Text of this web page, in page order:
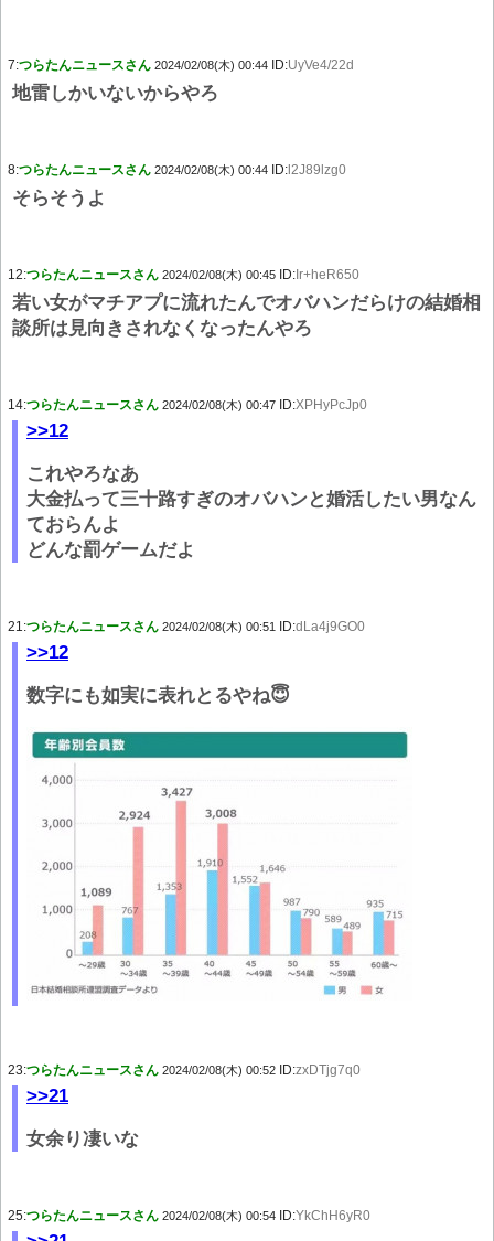
7:つらたんニュースさん 2024/02/08(木) 00:44 ID:UyVe4/22d
地雷しかいないからやろ
8:つらたんニュースさん 2024/02/08(木) 00:44 ID: l2J89lzg0
そらそうよ
12:つらたんニュースさん 2024/02/08(木) 00:45 ID: Ir+heR650
若い女がマチアプに流れたんでオバハンだらけの結婚相
談所は見向きされなくなったんやろ
14:つらたんニュースさん 2024/02/08(木) 00:47 ID:XPHyPcJp0
>>12
これやろなあ
大金払って三十路すぎのオバハンと婚活したい男なん
ておらんよ
どんな罰ゲームだよ
21:つらたんニュースさん 2024/02/08(木) 00:51 ID:dLa4j9GO0
>>12
数字にも如実に表れとるやね😇
23:つらたんニュースさん 2024/02/08(木) 00:52 ID:zxDTjg7q0
>>21
女余り凄いな
25:つらたんニュースさん 2024/02/08(木) 00:54 ID:YkChH6yR0